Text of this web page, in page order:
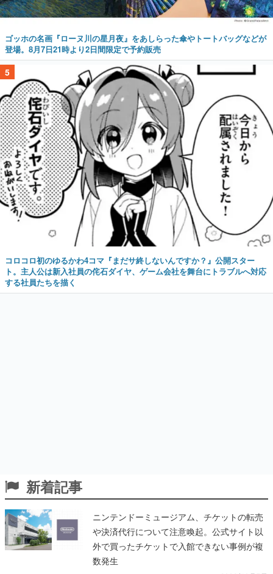
ゴッホの名画『ローヌ川の星月夜』をあしらった傘やトートバッグなどが
登場。8月7日21時より2日間限定で予約販売
5
コロコロ初のゆるかわ4コマ『まだサ終しないんですか？』公開スター
ト。主人公は新入社員の侘石ダイヤ、ゲーム会社を舞台にトラブルへ対応
する社員たちを描く
新着記事
ニンテンドーミュージアム、チケットの転売
や決済代行について注意喚起。公式サイト以
外で買ったチケットで入館できない事例が複
数発生